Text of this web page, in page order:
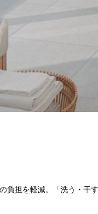
負担を軽減。「洗う・干